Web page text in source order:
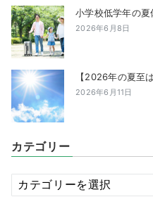
小学校低学年の
2026年6月8日
【2026年の夏至
2026年6月11日
カテゴリー
カ
テ